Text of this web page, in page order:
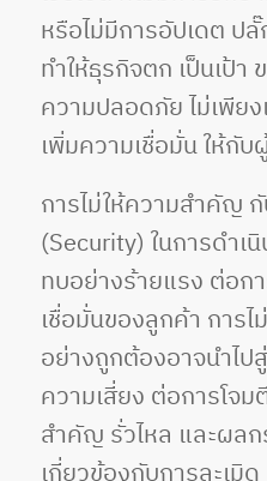
หรือไม่มีการอัปเดต ป
ทำให้ธุรกิจตก เป็นเป้า
ความปลอดภัย ไม่เพีย
เพิ่มความเชื่อมั่น ให้กั
การไม่ให้ความสำคัญ
(Security) ในการดำเ
ทบอย่างร้ายแรง ต่อก
เชื่อมั่นของลูกค้า การ
อย่างถูกต้องอาจนำไ
ความเสี่ยง ต่อการโจม
สำคัญ รั่วไหล และผล
เกี่ยวข้องกับการละเ